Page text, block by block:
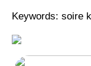
Keywords: soire